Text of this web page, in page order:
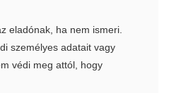
eladónak, ha nem ismeri.
személyes adatait vagy
védi meg attól, hogy